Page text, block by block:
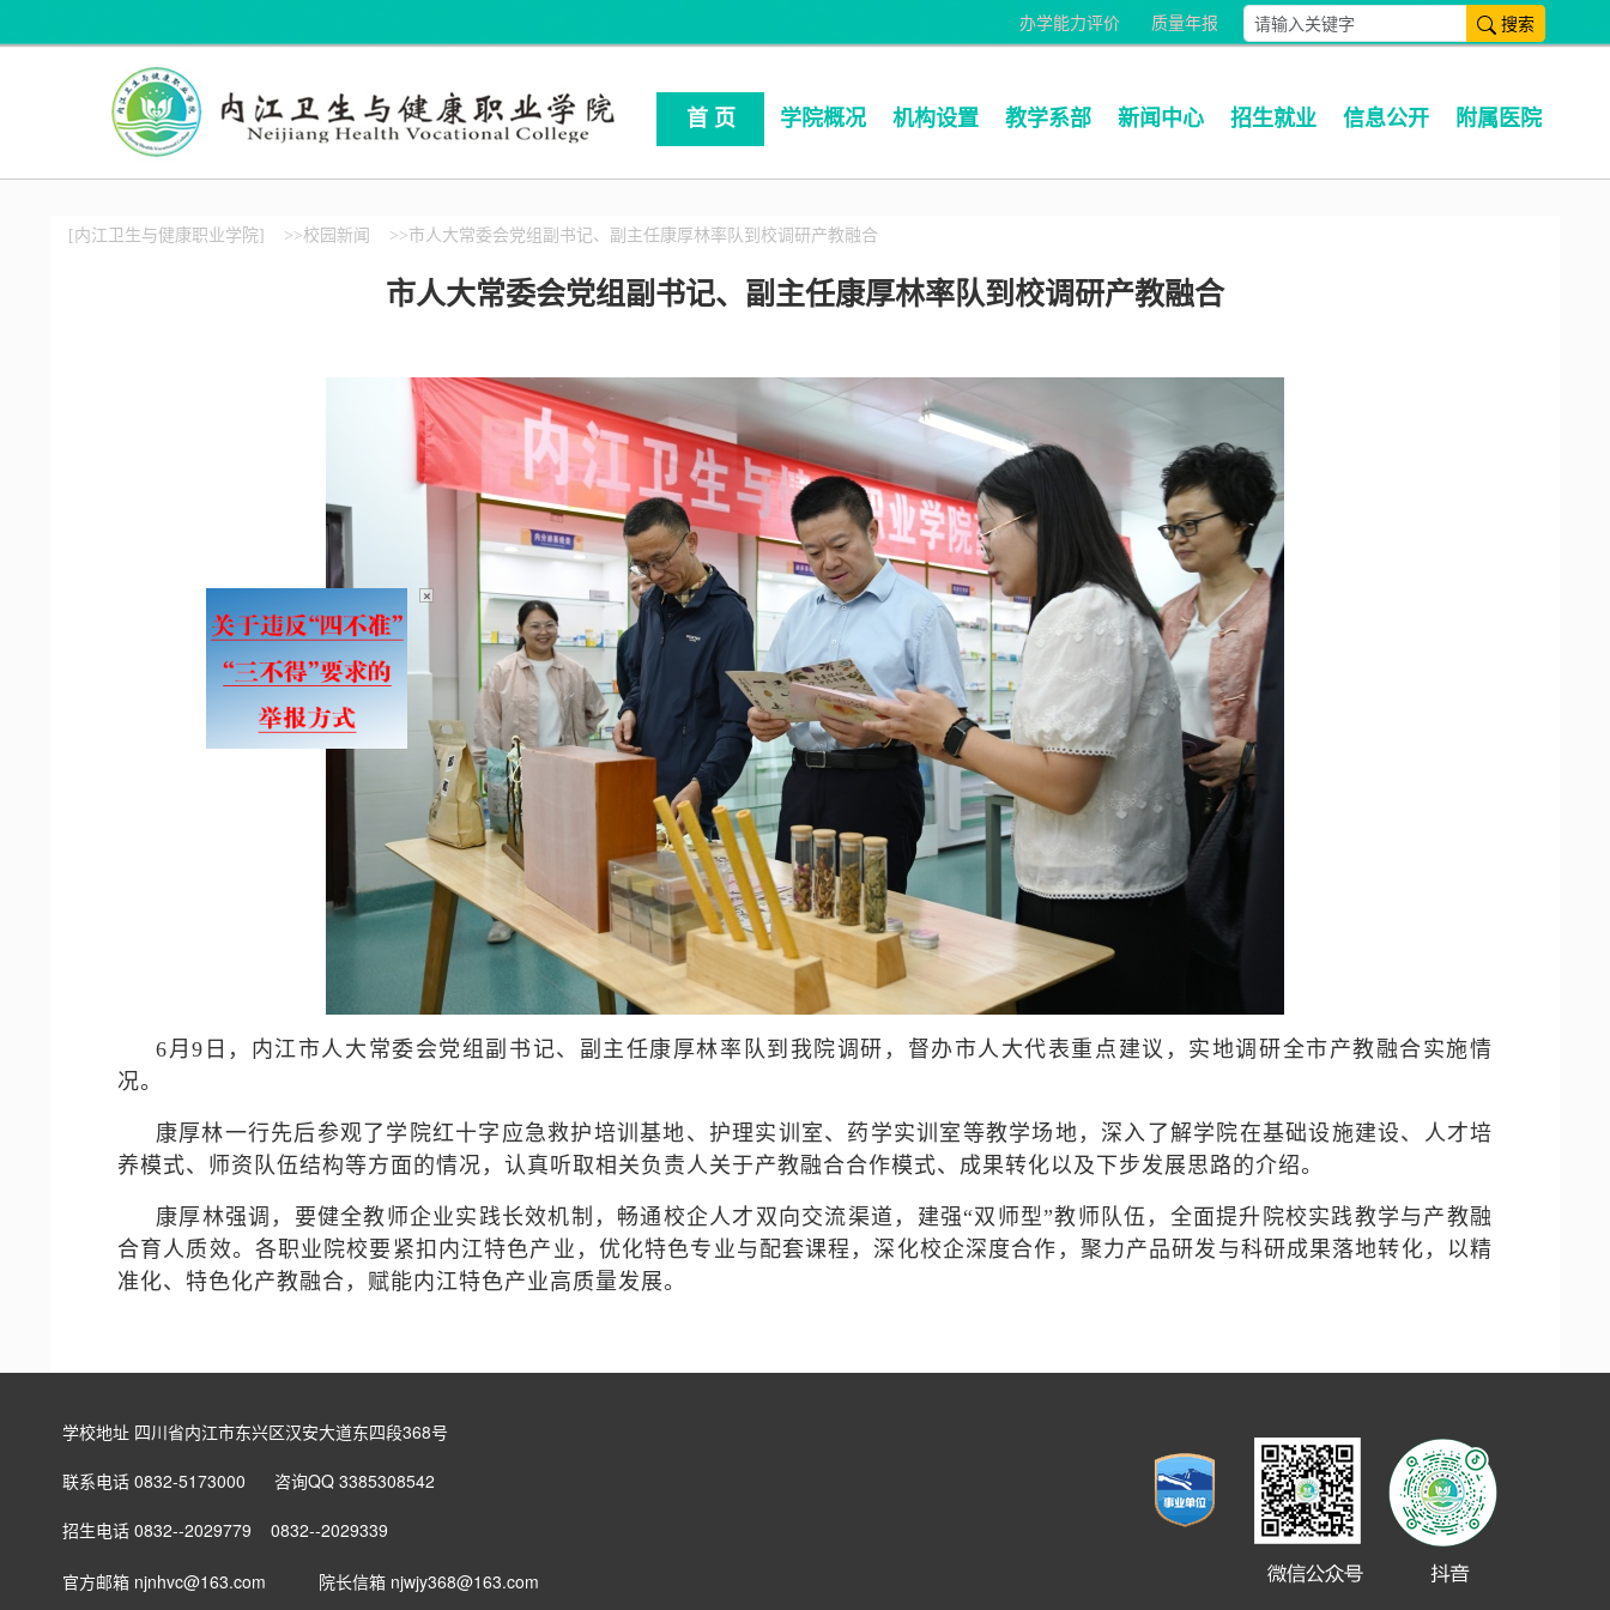
搜索
质量年报
办学能力评价
首 页 学院概况 机构设置 教学系部 新闻中心 招生就业 信息公开 附属医院
[内江卫生与健康职业学院] >>校园新闻 >>市人大常委会党组副书记、副主任康厚林率队到校调研产教融合
市人大常委会党组副书记、副主任康厚林率队到校调研产教融合
6月9日，内江市人大常委会党组副书记、副主任康厚林率队到我院调研，督办市人大代表重点建议，实地调研全市产教融合实施情
况。
康厚林一行先后参观了学院红十字应急救护培训基地、护理实训室、药学实训室等教学场地，深入了解学院在基础设施建设、人才培
养模式、师资队伍结构等方面的情况，认真听取相关负责人关于产教融合合作模式、成果转化以及下步发展思路的介绍。
康厚林强调，要健全教师企业实践长效机制，畅通校企人才双向交流渠道，建强“双师型”教师队伍，全面提升院校实践教学与产教融
合育人质效。各职业院校要紧扣内江特色产业，优化特色专业与配套课程，深化校企深度合作，聚力产品研发与科研成果落地转化，以精
准化、特色化产教融合，赋能内江特色产业高质量发展。
学校地址 四川省内江市东兴区汉安大道东四段368号
联系电话 0832-5173000 咨询QQ 3385308542
招生电话 0832--2029779 0832--2029339
官方邮箱 njnhvc@163.com 院长信箱 njwjy368@163.com